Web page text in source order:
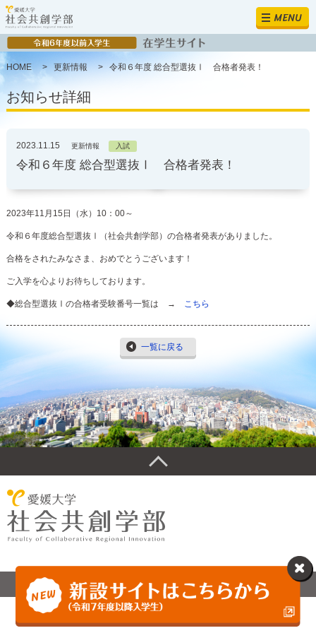
MENU
HOME > 更新情報 > 令和６年度 総合型選抜Ⅰ 合格者発表！
お知らせ詳細
2023.11.15 更新情報 入試
令和６年度 総合型選抜Ⅰ 合格者発表！
2023年11月15日（水）10：00～
令和６年度総合型選抜Ⅰ（社会共創学部）の合格者発表がありました。
合格をされたみなさま、おめでとうございます！
ご入学を心よりお待ちしております。
◆総合型選抜Ⅰの合格者受験番号一覧は → こちら
一覧に戻る
Ehime University All rights reserved.